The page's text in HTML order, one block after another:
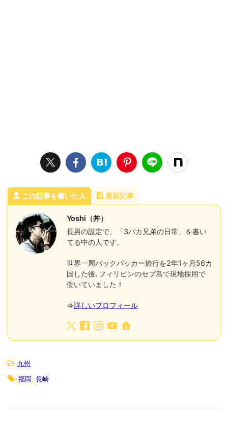
この記事を書いた人 最新記事
Yoshi（丼）
長男の設定で、「3バカ兄弟の日常」を書い
てる中の人です。
世界一周バックパッカー旅行を2年1ヶ月56カ
国した後､フィリピンのセブ島で現地採用で
働いていました！
⇒詳しいプロフィール
-九州
-福岡, 長崎